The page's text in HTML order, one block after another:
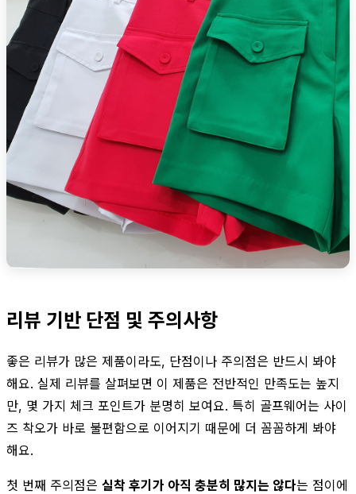
리뷰 기반 단점 및 주의사항
좋은 리뷰가 많은 제품이라도, 단점이나 주의점은 반드시 봐야
해요. 실제 리뷰를 살펴보면 이 제품은 전반적인 만족도는 높지
만, 몇 가지 체크 포인트가 분명히 보여요. 특히 골프웨어는 사이
즈 착오가 바로 불편함으로 이어지기 때문에 더 꼼꼼하게 봐야
해요.
첫 번째 주의점은 실착 후기가 아직 충분히 많지는 않다는 점이에